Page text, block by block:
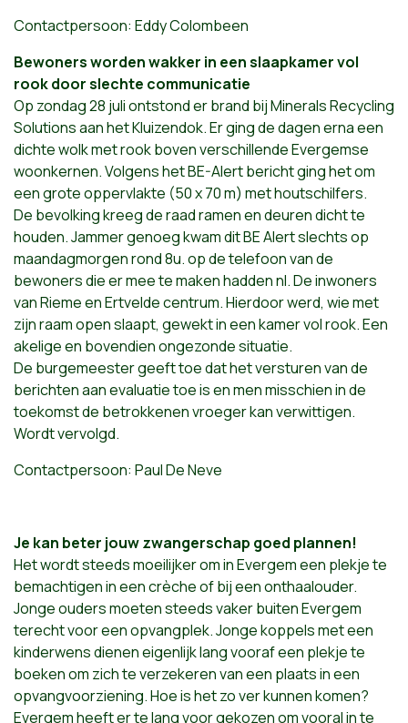
Contactpersoon: Eddy Colombeen
Bewoners worden wakker in een slaapkamer vol
rook door slechte communicatie
Op zondag 28 juli ontstond er brand bij Minerals Recycling
Solutions aan het Kluizendok. Er ging de dagen erna een
dichte wolk met rook boven verschillende Evergemse
woonkernen. Volgens het BE-Alert bericht ging het om
een grote oppervlakte (50 x 70 m) met houtschilfers.
De bevolking kreeg de raad ramen en deuren dicht te
houden. Jammer genoeg kwam dit BE Alert slechts op
maandagmorgen rond 8u. op de telefoon van de
bewoners die er mee te maken hadden nl. De inwoners
van Rieme en Ertvelde centrum. Hierdoor werd, wie met
zijn raam open slaapt, gewekt in een kamer vol rook. Een
akelige en bovendien ongezonde situatie.
De burgemeester geeft toe dat het versturen van de
berichten aan evaluatie toe is en men misschien in de
toekomst de betrokkenen vroeger kan verwittigen.
Wordt vervolgd.
Contactpersoon: Paul De Neve
Je kan beter jouw zwangerschap goed plannen!
Het wordt steeds moeilijker om in Evergem een plekje te
bemachtigen in een crèche of bij een onthaalouder.
Jonge ouders moeten steeds vaker buiten Evergem
terecht voor een opvangplek. Jonge koppels met een
kinderwens dienen eigenlijk lang vooraf een plekje te
boeken om zich te verzekeren van een plaats in een
opvangvoorziening. Hoe is het zo ver kunnen komen?
Evergem heeft er te lang voor gekozen om vooral in te